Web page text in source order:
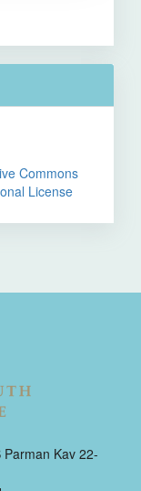
Commons
License
Kav 22-